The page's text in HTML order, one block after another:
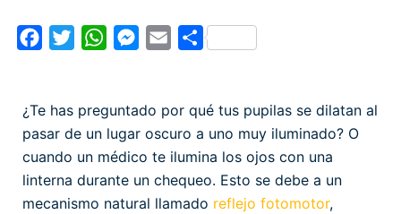
FacebookTwitterWhatsAppMessenger
EmailCompartir
¿Te has preguntado por qué tus pupilas se dilatan al
pasar de un lugar oscuro a uno muy iluminado? O
cuando un médico te ilumina los ojos con una
linterna durante un chequeo. Esto se debe a un
mecanismo natural llamado reflejo fotomotor,